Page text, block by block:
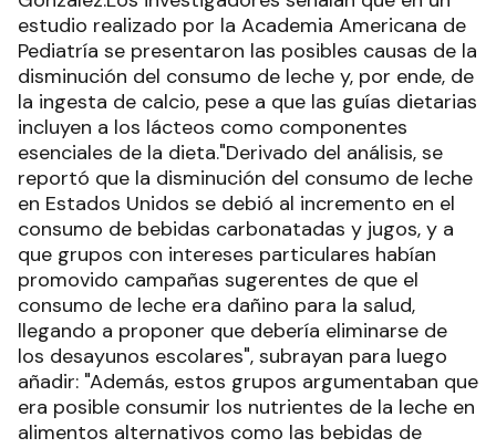
estudio realizado por la Academia Americana de
Pediatría se presentaron las posibles causas de la
disminución del consumo de leche y, por ende, de
la ingesta de calcio, pese a que las guías dietarias
incluyen a los lácteos como componentes
esenciales de la dieta."Derivado del análisis, se
reportó que la disminución del consumo de leche
en Estados Unidos se debió al incremento en el
consumo de bebidas carbonatadas y jugos, y a
que grupos con intereses particulares habían
promovido campañas sugerentes de que el
consumo de leche era dañino para la salud,
llegando a proponer que debería eliminarse de
los desayunos escolares", subrayan para luego
añadir: "Además, estos grupos argumentaban que
era posible consumir los nutrientes de la leche en
alimentos alternativos como las bebidas de